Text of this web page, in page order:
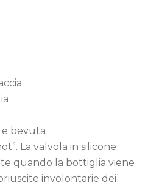
bevuta
La valvola in silicone
quando la bottiglia viene
involontarie dei